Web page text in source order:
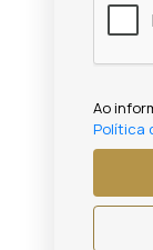
Ao
Política